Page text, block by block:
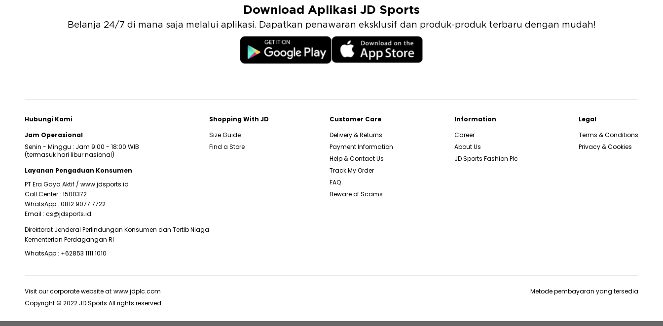
Download Aplikasi JD Sports
Belanja 24/7 di mana saja melalui aplikasi. Dapatkan penawaran eksklusif dan produk-produk terbaru dengan mudah!
Hubungi Kami
Jam Operasional
Senin - Minggu : Jam 9:00 - 18:00 WIB
(termasuk hari libur nasional)
Layanan Pengaduan Konsumen
PT Era Gaya Aktif / www.jdsports.id
Call Center : 1500372
WhatsApp : 0812 9077 7722
Email : cs@jdsports.id
Direktorat Jenderal Perlindungan Konsumen dan Tertib Niaga
Kementerian Perdagangan RI
WhatsApp : +62853 1111 1010
Shopping With JD
Size Guide
Find a Store
Customer Care
Delivery & Returns
Payment Information
Help & Contact Us
Track My Order
FAQ
Beware of Scams
Information
Career
About Us
JD Sports Fashion Plc
Legal
Terms & Conditions
Privacy & Cookies
Visit our corporate website at www.jdplc.com
Copyright © 2022 JD Sports All rights reserved.
Metode pembayaran yang tersedia